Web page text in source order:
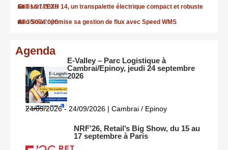
31/07/2026
Still sort l’EXH 14, un transpalette électrique compact et robuste
30/07/2026
Allo Solar optimise sa gestion de flux avec Speed WMS
Agenda
E-Valley – Parc Logistique à
Cambrai/Epinoy, jeudi 24 septembre
2026
24/09/2026 - 24/09/2026 | Cambrai / Epinoy
NRF’26, Retail’s Big Show, du 15 au
17 septembre à Paris